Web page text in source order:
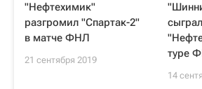
"Нефтехимик"
разгромил "Спартак-2"
в матче ФНЛ
21 сентября 2019
туре
14